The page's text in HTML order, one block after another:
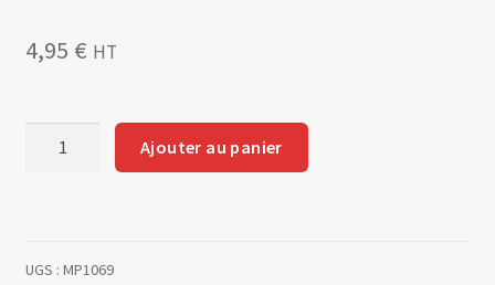
4,95 € HT
(lock
Ajouter au panier
UGS : MP1069